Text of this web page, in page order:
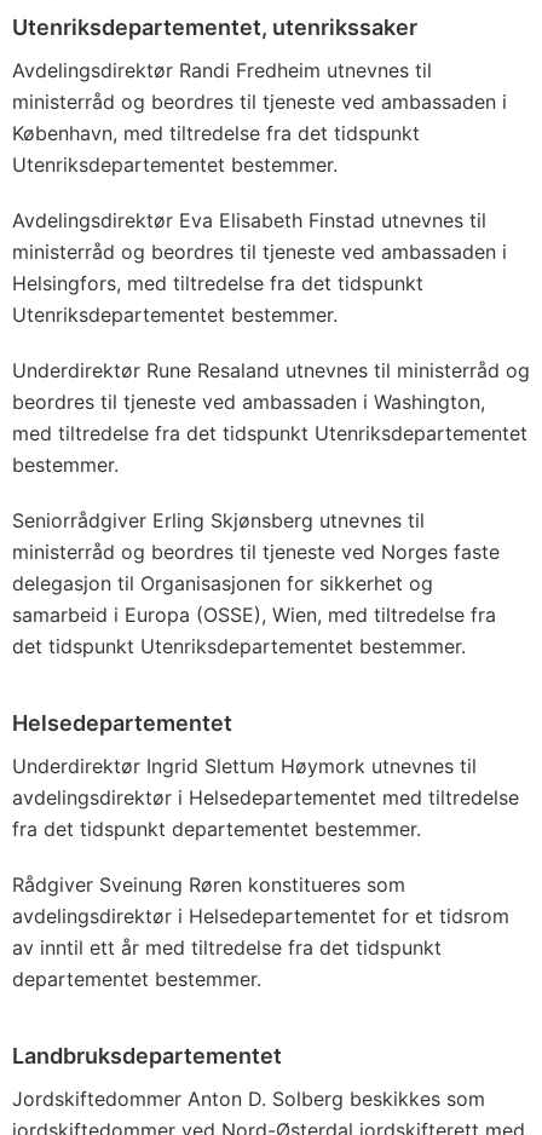
Utenriksdepartementet, utenrikssaker
Avdelingsdirektør Randi Fredheim utnevnes til
ministerråd og beordres til tjeneste ved ambassaden i
København, med tiltredelse fra det tidspunkt
Utenriksdepartementet bestemmer.
Avdelingsdirektør Eva Elisabeth Finstad utnevnes til
ministerråd og beordres til tjeneste ved ambassaden i
Helsingfors, med tiltredelse fra det tidspunkt
Utenriksdepartementet bestemmer.
Underdirektør Rune Resaland utnevnes til ministerråd og
beordres til tjeneste ved ambassaden i Washington,
med tiltredelse fra det tidspunkt Utenriksdepartementet
bestemmer.
Seniorrådgiver Erling Skjønsberg utnevnes til
ministerråd og beordres til tjeneste ved Norges faste
delegasjon til Organisasjonen for sikkerhet og
samarbeid i Europa (OSSE), Wien, med tiltredelse fra
det tidspunkt Utenriksdepartementet bestemmer.
Helsedepartementet
Underdirektør Ingrid Slettum Høymork utnevnes til
avdelingsdirektør i Helsedepartementet med tiltredelse
fra det tidspunkt departementet bestemmer.
Rådgiver Sveinung Røren konstitueres som
avdelingsdirektør i Helsedepartementet for et tidsrom
av inntil ett år med tiltredelse fra det tidspunkt
departementet bestemmer.
Landbruksdepartementet
Jordskiftedommer Anton D. Solberg beskikkes som
jordskiftedommer ved Nord-Østerdal jordskifterett med